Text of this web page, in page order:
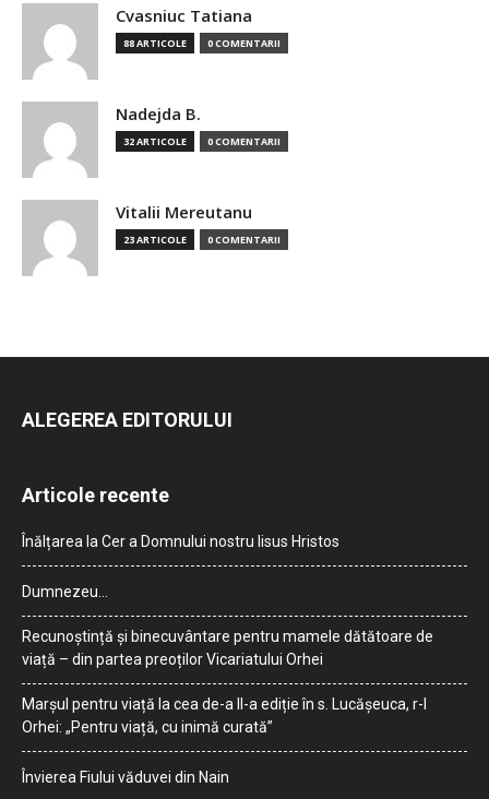
Cvasniuc Tatiana
88 ARTICOLE 0 COMENTARII
Nadejda B.
32 ARTICOLE 0 COMENTARII
Vitalii Mereutanu
23 ARTICOLE 0 COMENTARII
ALEGEREA EDITORULUI
Articole recente
Înălțarea la Cer a Domnului nostru Iisus Hristos
Dumnezeu…
Recunoștință și binecuvântare pentru mamele dătătoare de
viață – din partea preoților Vicariatului Orhei
Marșul pentru viață la cea de-a II-a ediție în s. Lucășeuca, r-l
Orhei: „Pentru viață, cu inimă curată”
Învierea Fiului văduvei din Nain